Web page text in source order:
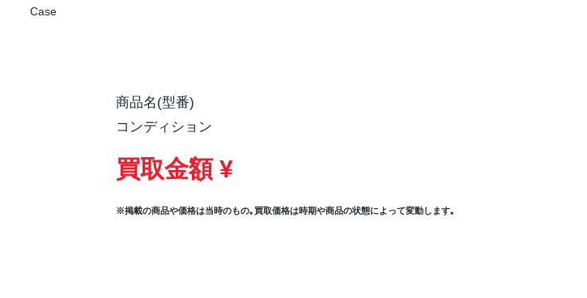
Case
商品名(型番)
コンディション
買取金額 ¥
※掲載の商品や価格は当時のもの｡買取価格は時期や商品の状態によって変動します｡